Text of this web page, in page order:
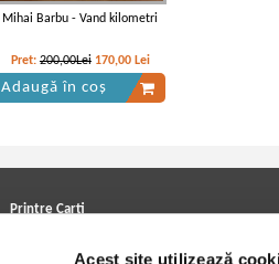
Acest site utilizează
Mihai Barbu - Vand kilometri
Pret: 200,00Lei 170,00 Lei
Adaugă în coș
Printre Carti